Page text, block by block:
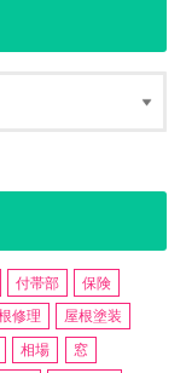
付帯部
保険
修理
屋根塗装
相場
窓